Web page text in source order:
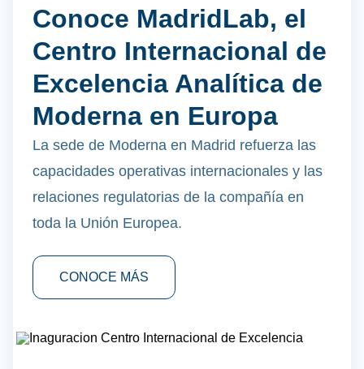
Conoce MadridLab, el
Centro Internacional de
Excelencia Analítica de
Moderna en Europa
La sede de Moderna en Madrid refuerza las
capacidades operativas internacionales y las
relaciones regulatorias de la compañía en
toda la Unión Europea.
CONOCE MÁS